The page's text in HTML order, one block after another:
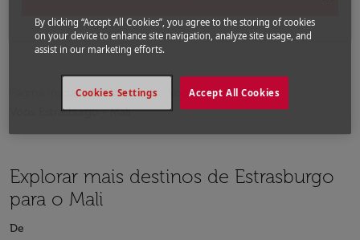
Página inicial Voos
Voos para o Mali
Voos Estrasburgo - Mali
Explorar mais destinos de Estrasburgo
para o Mali
De
By clicking “Accept All Cookies”, you agree to the storing of cookies
on your device to enhance site navigation, analyze site usage, and
assist in our marketing efforts.
Accept All Cookies
Cookies Settings